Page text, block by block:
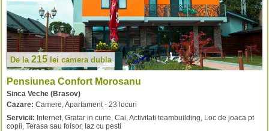
De la 215 lei camera dubla
Pensiunea Confort Morosanu
Sinca Veche (Brasov)
Cazare: Camere, Apartament - 23 locuri
Servicii: Internet, Gratar in curte, Cai, Activitati teambuilding, Loc de joaca pt
copii, Terasa sau foisor, Iaz cu pesti